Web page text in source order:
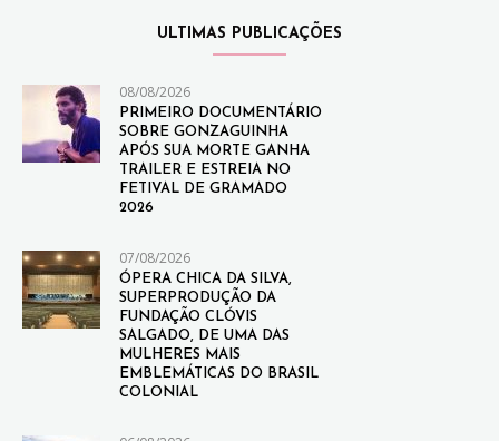
ULTIMAS PUBLICAÇÕES
08/08/2026
PRIMEIRO DOCUMENTÁRIO
SOBRE GONZAGUINHA
APÓS SUA MORTE GANHA
TRAILER E ESTREIA NO
FETIVAL DE GRAMADO
2026
07/08/2026
ÓPERA CHICA DA SILVA,
SUPERPRODUÇÃO DA
FUNDAÇÃO CLÓVIS
SALGADO, DE UMA DAS
MULHERES MAIS
EMBLEMÁTICAS DO BRASIL
COLONIAL